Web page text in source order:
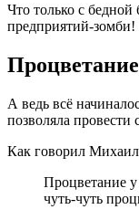
Что только с бедной
предприятий-
А ведь всё
позволяла
Как говорил Михаил
Процветание у
чуть-чуть